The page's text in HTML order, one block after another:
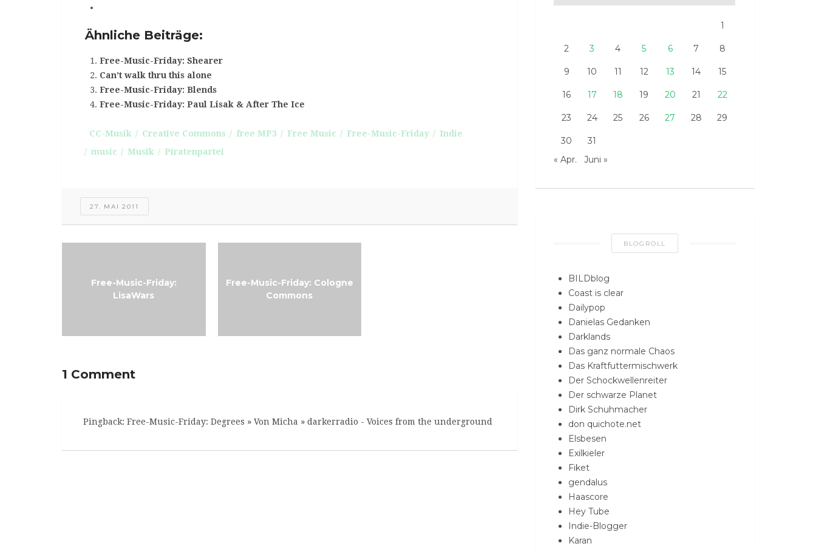
Ähnliche Beiträge:
Free-Music-Friday: Shearer
Can’t walk thru this alone
Free-Music-Friday: Blends
Free-Music-Friday: Paul Lisak & After The Ice
CC-Musik Creative Commons free MP3 Free Music Free-Music-Friday
Indie
music
Musik Piratenpartei
27. MAI 2011
Free-Music-Friday:
LisaWars
Free-Music-Friday: Cologne
Commons
1 Comment
Pingback: Free-Music-Friday: Degrees » Von Micha » darkerradio - Voices from the underground
1
2 3 4 5 6 7 8
9 10 11 12 13 14 15
16 17 18 19 20 21 22
23 24 25 26 27 28 29
30
31
« Apr.
Juni »
BLOGROLL
BILDblog
Coast is clear
Dailypop
Danielas Gedanken
Darklands
Das ganz normale Chaos
Das Kraftfuttermischwerk
Der Schockwellenreiter
Der schwarze Planet
Dirk Schuhmacher
don quichote.net
Elsbesen
Exilkieler
Fiket
gendalus
Haascore
Hey Tube
Indie-Blogger
Karan